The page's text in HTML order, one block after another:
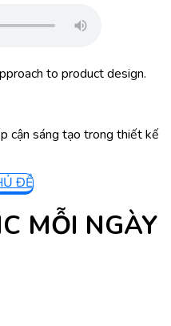
to product design.
cận sáng tạo trong thiết kế
ĐỀ
MỖI NGÀY